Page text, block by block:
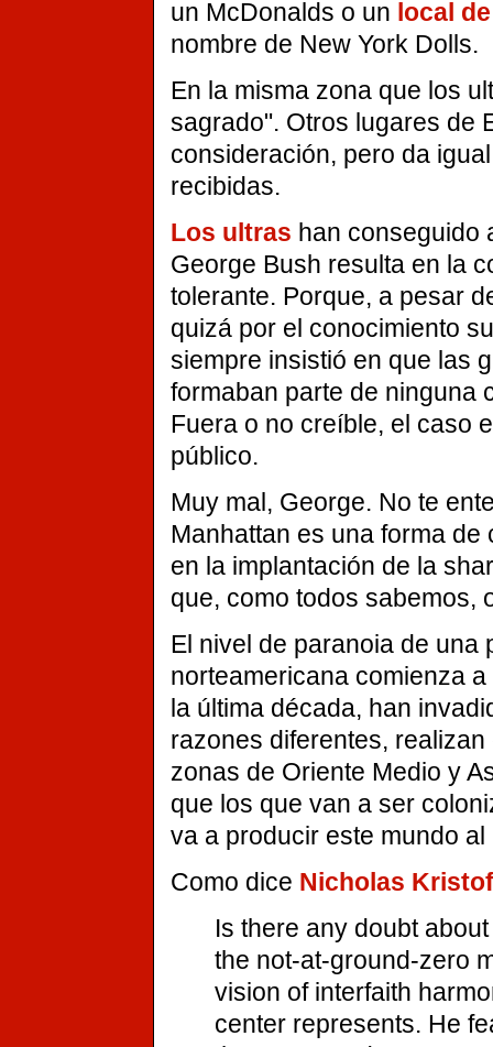
un McDonalds o un local
nombre de New York Dolls.
En la misma zona que los
sagrado". Otros lugares de
consideración, pero da
recibidas.
Los ultras han conseguido
George Bush resulta en la
tolerante. Porque, a pesar
quizá por el conocimiento
siempre insistió en que las
formaban parte de ninguna
Fuera o no creíble, el caso
público.
Muy mal, George. No te
Manhattan es una forma
en la implantación de la
que, como todos sabemos,
El nivel de paranoia de una
norteamericana comienza
la última década, han
razones diferentes,
zonas de Oriente Medio y
que los que van a ser
va a producir este mundo
Como dice Nicholas Kristof
Is there any doubt
the not-at-ground-zero
vision of interfaith
center represents. He